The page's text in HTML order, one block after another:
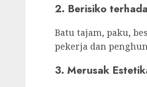
2. Berisiko
Batu tajam, paku,
pekerja dan
3. Merusak